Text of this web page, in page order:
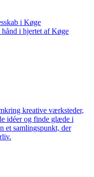
i Køge
i hjertet af Køge
kreative værksteder,
idéer og finde glæde i
et samlingspunkt, der